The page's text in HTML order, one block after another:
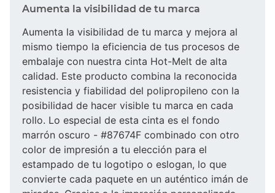
Aumenta la visibilidad de tu marca
Aumenta la visibilidad de tu marca y mejora al
mismo tiempo la eficiencia de tus procesos de
embalaje con nuestra cinta Hot-Melt de alta
calidad. Este producto combina la reconocida
resistencia y fiabilidad del polipropileno con la
posibilidad de hacer visible tu marca en cada
rollo. Lo especial de esta cinta es el fondo
marrón oscuro - #87674F combinado con otro
color de impresión a tu elección para el
estampado de tu logotipo o eslogan, lo que
convierte cada paquete en un auténtico imán de